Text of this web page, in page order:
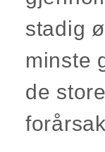
stadig
minste
de